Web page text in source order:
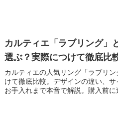
カルティエ「ラブリング」
選ぶ？実際につけて徹底比
カルティエの人気リング「ラブリ
けて徹底比較。デザインの違い、
お手入れまで本音で解説。購入前に